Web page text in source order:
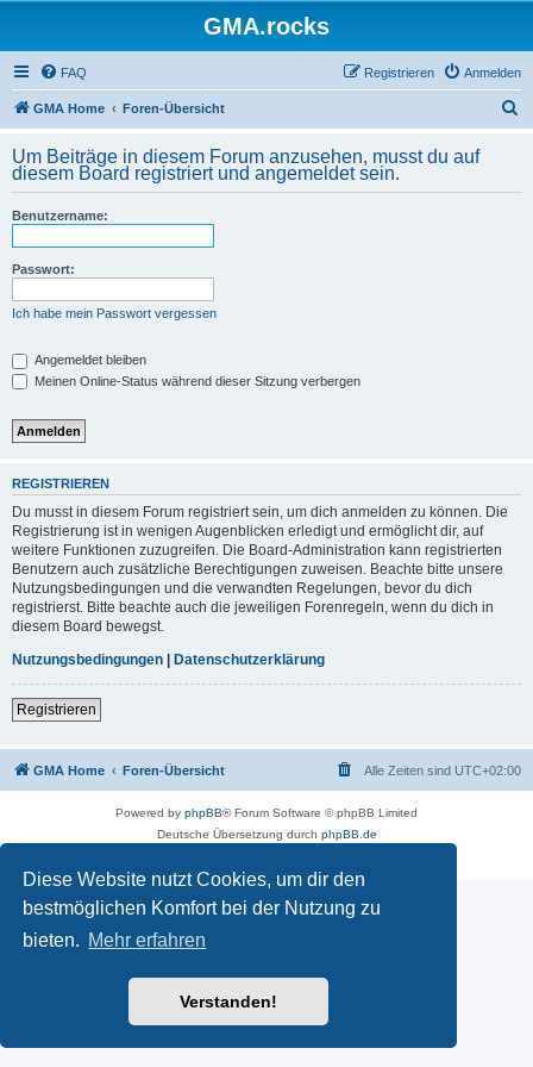
Diese Website nutzt Cookies, um dir den
bestmöglichen Komfort bei der Nutzung zu
bieten. Mehr erfahren
Verstanden!
GMA.rocks
FAQ Anmelden
Registrieren
GMA Home Foren-Übersicht
h
Um Beiträge in diesem Forum anzusehen, musst du auf
diesem Board registriert und angemeldet sein.
Benutzername:
Passwort:
Ich habe mein Passwort vergessen
Angemeldet bleiben
Meinen Online-Status während dieser Sitzung verbergen
REGISTRIEREN
Du musst in diesem Forum registriert sein, um dich anmelden zu können. Die
Registrierung ist in wenigen Augenblicken erledigt und ermöglicht dir, auf
weitere Funktionen zuzugreifen. Die Board-Administration kann registrierten
Benutzern auch zusätzliche Berechtigungen zuweisen. Beachte bitte unsere
Nutzungsbedingungen und die verwandten Regelungen, bevor du dich
registrierst. Bitte beachte auch die jeweiligen Forenregeln, wenn du dich in
diesem Board bewegst.
Nutzungsbedingungen | Datenschutzerklärung
Registrieren
GMA Home Foren-Übersicht Alle Zeiten sind UTC+02:00
Powered by phpBB® Forum Software © phpBB Limited
Deutsche Übersetzung durch phpBB.de